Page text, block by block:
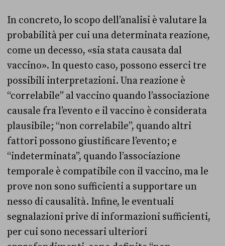
In concreto, lo scopo dell’analisi è valutare la
probabilità per cui una determinata reazione,
come un decesso, «sia stata causata dal
vaccino». In questo caso, possono esserci tre
possibili interpretazioni. Una reazione è
“correlabile” al vaccino quando l’associazione
causale fra l’evento e il vaccino è considerata
plausibile; “non correlabile”, quando altri
fattori possono giustificare l’evento; e
“indeterminata”, quando l’associazione
temporale è compatibile con il vaccino, ma le
prove non sono sufficienti a supportare un
nesso di causalità. Infine, le eventuali
segnalazioni prive di informazioni sufficienti,
per cui sono necessari ulteriori